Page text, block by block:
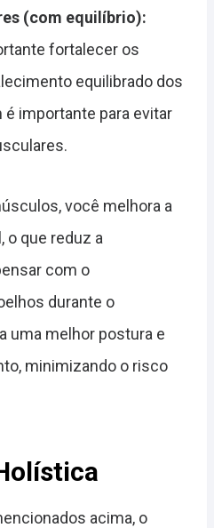
(com equilíbrio):
fortalecer os
equilibrado dos
importante para evitar
você melhora a
o que reduz a
com o
durante o
uma melhor postura e
minimizando o risco
acima, o